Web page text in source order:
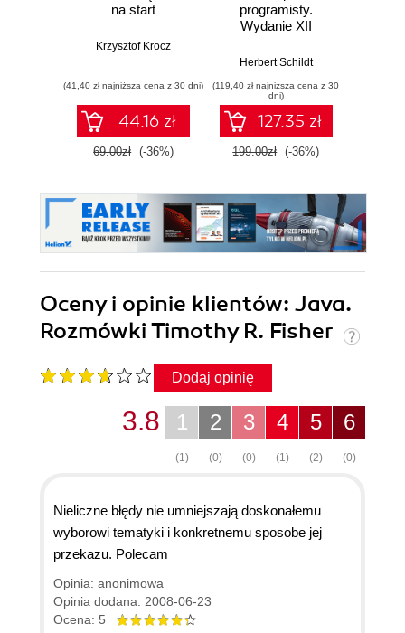
na start
Krzysztof Krocz
(41,40 zł najniższa cena z 30 dni)
44.16 zł
69.00zł (-36%)
programisty.
Wydanie XII
Herbert Schildt
(119,40 zł najniższa cena z 30
dni)
127.35 zł
199.00zł (-36%)
Oceny i opinie klientów: Java.
Rozmówki Timothy R. Fisher
Dodaj opinię
6
(0)
5
(2)
4
(1)
3
(0)
2
(0)
1
(1)
3.8
Nieliczne błędy nie umniejszają doskonałemu
wyborowi tematyki i konkretnemu sposobe jej
przekazu. Polecam
Opinia: anonimowa
Opinia dodana: 2008-06-23
Ocena: 5